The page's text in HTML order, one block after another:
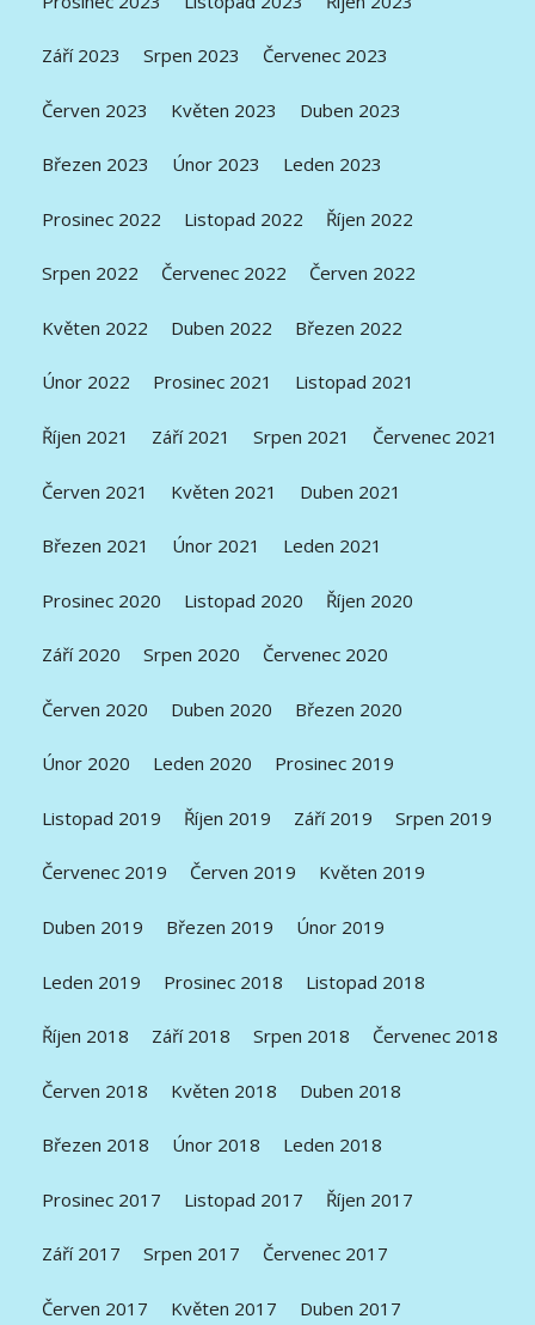
Září 2023 Srpen 2023 Červenec 2023
Červen 2023 Květen 2023 Duben 2023
Březen 2023 Únor 2023 Leden 2023
Prosinec 2022 Listopad 2022 Říjen 2022
Srpen 2022 Červenec 2022 Červen 2022
Květen 2022 Duben 2022 Březen 2022
Únor 2022 Prosinec 2021 Listopad 2021
Říjen 2021 Září 2021 Srpen 2021 Červenec 2021
Červen 2021 Květen 2021 Duben 2021
Březen 2021 Únor 2021 Leden 2021
Prosinec 2020 Listopad 2020 Říjen 2020
Září 2020 Srpen 2020 Červenec 2020
Červen 2020 Duben 2020 Březen 2020
Únor 2020 Leden 2020 Prosinec 2019
Listopad 2019 Říjen 2019 Září 2019 Srpen 2019
Červenec 2019 Červen 2019 Květen 2019
Duben 2019 Březen 2019 Únor 2019
Leden 2019 Prosinec 2018 Listopad 2018
Říjen 2018 Září 2018 Srpen 2018 Červenec 2018
Červen 2018 Květen 2018 Duben 2018
Březen 2018 Únor 2018 Leden 2018
Prosinec 2017 Listopad 2017 Říjen 2017
Září 2017 Srpen 2017 Červenec 2017
Červen 2017 Květen 2017 Duben 2017